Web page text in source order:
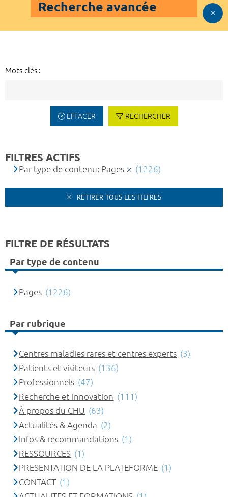
Recherche avancée
Mots-clés :
EFFACER RECHERCHER
FILTRES ACTIFS
Par type de contenu: Pages (1226)
RETIRER TOUS LES FILTRES
FILTRE DE RÉSULTATS
Par type de contenu
Pages (1226)
Par rubrique
Centres maladies rares et centres experts (3)
Patients et visiteurs (136)
Professionnels (47)
Recherche et innovation (111)
À propos du CHU (63)
Actualités & Agenda (2)
Infos & recommandations (1)
RESSOURCES (1)
PRESENTATION DE LA PLATEFORME (1)
CONTACT (1)